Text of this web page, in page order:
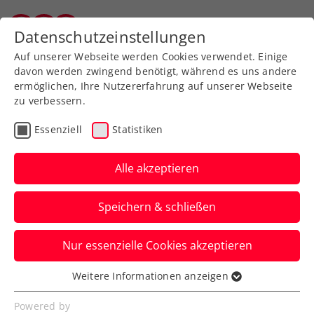
Zurück zur Newsübersicht
Turniere
ITF Osaka: Schwärzler
kämpft sich mit starken
Nerven unter die letzten
Vier
Der ÖTV-Vertragsspieler ist beim
Topturnier in Japan im Einzel weiter im
Titelrennen.
Datenschutzeinstellungen
Auf unserer Webseite werden Cookies verwendet. Einige
davon werden zwingend benötigt, während es uns andere
ermöglichen, Ihre Nutzererfahrung auf unserer Webseite
zu verbessern.
Essenziell Statistiken
Alle akzeptieren
Speichern & schließen
Nur essenzielle Cookies akzeptieren
Essenziell
Essenzielle Cookies werden für grundlegende
Weitere Informationen anzeigen
Powered by